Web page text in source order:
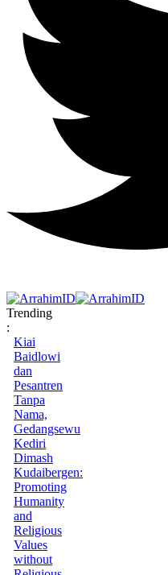
Trending
:
Kiai
Baidlowi
dan
Pesantren
Tanpa
Nama,
Gedangsewu
Kediri
Dimash
Kudaibergen:
Promoting
Humanity
and
Religious
Values
without